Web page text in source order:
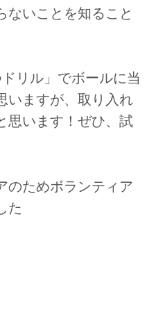
ないことを知ること
リル」でボールに当
いますが、取り入れ
思います！ぜひ、試
のためボランティア
た